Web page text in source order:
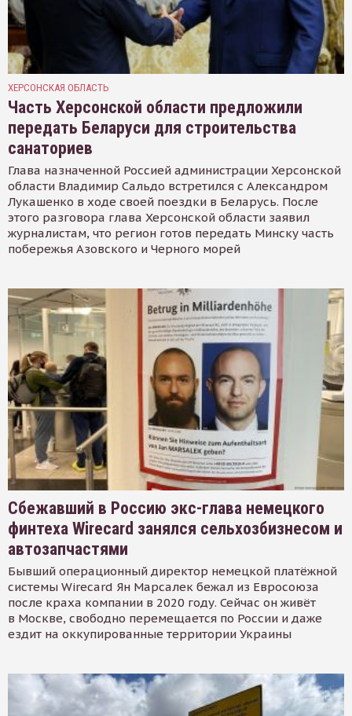
ХЕРСОНСКАЯ ОБЛАСТЬ
Часть Херсонской области предложили
передать Беларуси для строительства
санаториев
Глава назначенной Россией администрации Херсонской
области Владимир Сальдо встретился с Александром
Лукашенко в ходе своей поездки в Беларусь. После
этого разговора глава Херсонской области заявил
журналистам, что регион готов передать Минску часть
побережья Азовского и Черного морей
Сбежавший в Россию экс-глава немецкого
финтеха Wirecard занялся сельхозбизнесом и
автозапчастями
Бывший операционный директор немецкой платёжной
системы Wirecard Ян Марсалек бежал из Евросоюза
после краха компании в 2020 году. Сейчас он живёт
в Москве, свободно перемещается по России и даже
ездит на оккупированные территории Украины